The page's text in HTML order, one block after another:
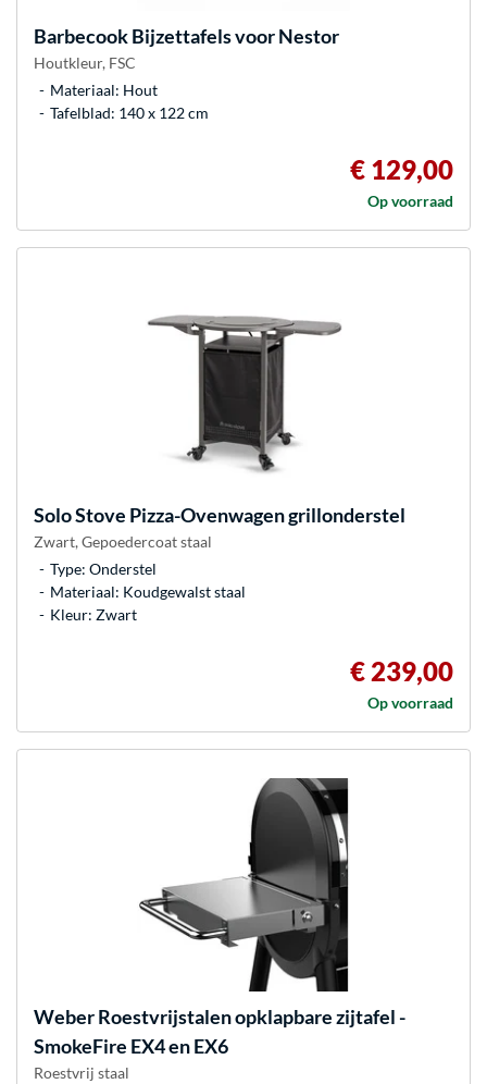
BarbecookBijzettafels voor Nestor
Houtkleur, FSC
Materiaal: Hout
Tafelblad: 140 x 122 cm
€ 129,00
Op voorraad
Solo Stove Pizza-Ovenwagen grillonderstel
Zwart, Gepoedercoat staal
Type: Onderstel
Materiaal: Koudgewalst staal
Kleur: Zwart
€ 239,00
Op voorraad
WeberRoestvrijstalen opklapbare zijtafel -
SmokeFire EX4 en EX6
Roestvrij staal